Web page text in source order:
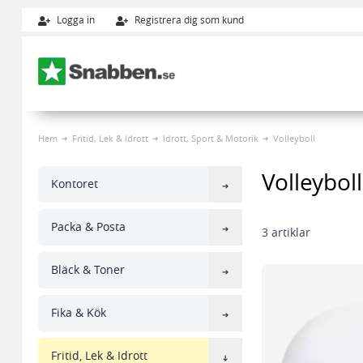
Logga in Registrera dig som kund
Hem Fritid, Lek & Idrott Idrott, Sport & Motorik Volleyboll
Kontoret
Packa & Posta
Bläck & Toner
Fika & Kök
Fritid, Lek & Idrott
Volleyboll
3 artiklar